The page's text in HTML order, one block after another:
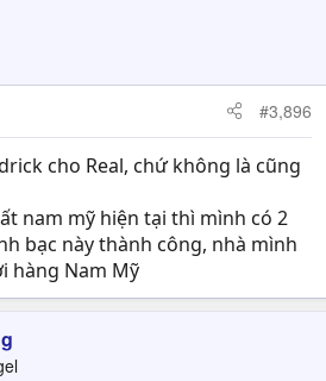
#3,896
cho Real, chứ không là cũng
nam mỹ hiện tại thì mình có 2
bạc này thành công, nhà mình
hàng Nam Mỹ